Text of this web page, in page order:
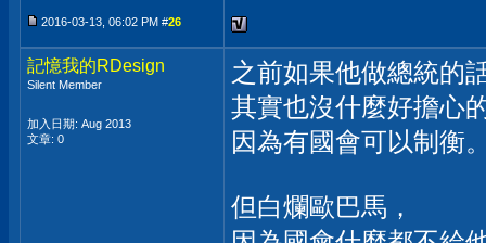
2016-03-13, 06:02 PM #26
記憶我的RDesign
Silent Member
加入日期: Aug 2013
文章: 0
之前如果他做總統的
其實也沒什麼好擔心
因為有國會可以制衡
但白爛歐巴馬，